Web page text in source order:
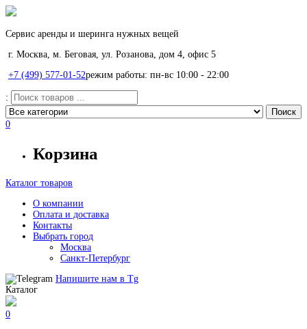
Сервис аренды и шеринга нужных вещей
г. Москва, м. Беговая, ул. Розанова, дом 4, офис 5
+7 (499) 577-01-52режим работы: пн-вс 10:00 - 22:00
:
0
Корзина
Каталог товаров
О компании
Оплата и доставка
Контакты
Выбрать город
Москва
Санкт-Петербург
Напишите нам в Tg
Каталог
0